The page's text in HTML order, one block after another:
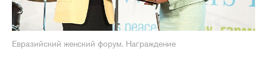
Евразийский женский форум. Награждение